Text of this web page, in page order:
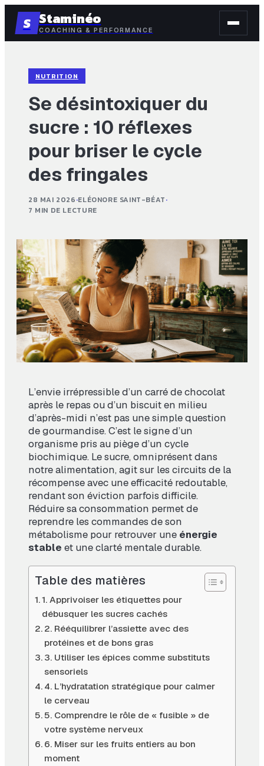
S Staminéo
COACHING & PERFORMANCE
NUTRITION
Se désintoxiquer du
sucre : 10 réflexes
pour briser le cycle
des fringales
28 MAI 2026·ELÉONORE SAINT-BÉAT·
7 MIN DE LECTURE
L’envie irrépressible d’un carré de chocolat
après le repas ou d’un biscuit en milieu
d’après-midi n’est pas une simple question
de gourmandise. C’est le signe d’un
organisme pris au piège d’un cycle
biochimique. Le sucre, omniprésent dans
notre alimentation, agit sur les circuits de la
récompense avec une efficacité redoutable,
rendant son éviction parfois difficile.
Réduire sa consommation permet de
reprendre les commandes de son
métabolisme pour retrouver une énergie
stable et une clarté mentale durable.
Table des matières
1. Apprivoiser les étiquettes pour
débusquer les sucres cachés
2. Rééquilibrer l’assiette avec des
protéines et de bons gras
3. Utiliser les épices comme substituts
sensoriels
4. L’hydratation stratégique pour calmer
le cerveau
5. Comprendre le rôle de « fusible » de
votre système nerveux
6. Miser sur les fruits entiers au bon
moment